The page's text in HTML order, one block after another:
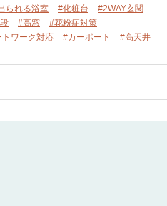
られる浴室 #化粧台
#2WAY玄関
#高窓
#花粉症対策
ワーク対応 #カーポート
#高天井